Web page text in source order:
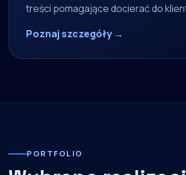
treści pomagające docierać do
Poznaj szczegóły →
PORTFOLIO